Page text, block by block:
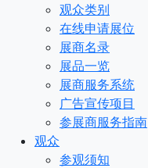
观众类别
在线申请展位
展商名录
展品一览
展商服务系统
广告宣传项目
参展商服务指南
观众
参观须知